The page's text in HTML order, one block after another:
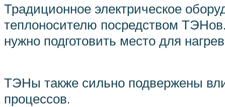
Традиционное электрическое
теплоносителю посредством
нужно подготовить место для
ТЭНы также сильно подвержены
процессов.